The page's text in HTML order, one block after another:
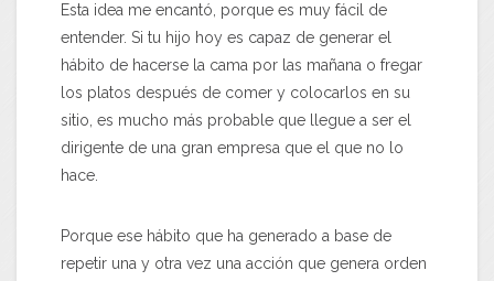
Esta idea me encantó, porque es muy fácil de
entender. Si tu hijo hoy es capaz de generar el
hábito de hacerse la cama por las mañana o fregar
los platos después de comer y colocarlos en su
sitio, es mucho más probable que llegue a ser el
dirigente de una gran empresa que el que no lo
hace.
Porque ese hábito que ha generado a base de
repetir una y otra vez una acción que genera orden